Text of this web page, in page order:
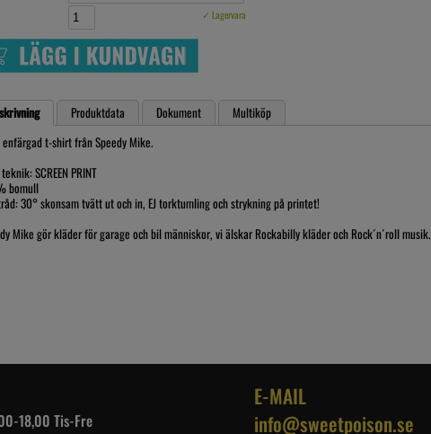
✓ Lagervara
Produktdata Dokument
Multiköp
enfärgad t-shirt från Speedy Mike.
SCREEN PRINT
bomull
30° skonsam tvätt ut och in, EJ torktumling och strykning på printet!
Mike gör kläder för garage och bil människor, vi älskar Rockabilly kläder och Rock´n´roll musik.
18,00 Tis-Fre
E-MAIL
info@sweetpoison.se